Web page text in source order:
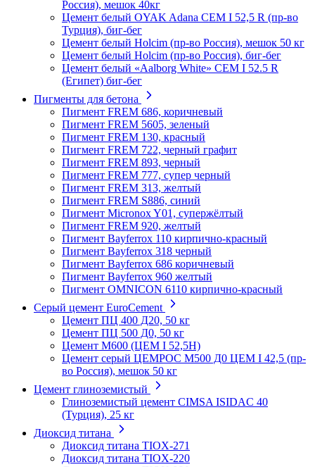
Россия), мешок 40кг
Цемент белый OYAK Adana CEM I 52,5 R (пр-во
Турция), биг-бег
Цемент белый Holcim (пр-во Россия), мешок 50 кг
Цемент белый Holcim (пр-во Россия), биг-бег
Цемент белый «Aalborg White» CEM I 52.5 R
(Египет) биг-бег
Пигменты для бетона
Пигмент FREM 686, коричневый
Пигмент FREM 5605, зеленый
Пигмент FREM 130, красный
Пигмент FREM 722, черный графит
Пигмент FREM 893, черный
Пигмент FREM 777, супер черный
Пигмент FREM 313, желтый
Пигмент FREM S886, синий
Пигмент Micronox Y01, супержёлтый
Пигмент FREM 920, желтый
Пигмент Bayferrox 110 кирпично-красный
Пигмент Bayferrox 318 черный
Пигмент Bayferrox 686 коричневый
Пигмент Bayferrox 960 желтый
Пигмент OMNICON 6110 кирпично-красный
Серый цемент EuroCement
Цемент ПЦ 400 Д20, 50 кг
Цемент ПЦ 500 Д0, 50 кг
Цемент М600 (ЦЕМ I 52,5Н)
Цемент серый ЦЕМРОС М500 Д0 ЦЕМ I 42,5 (пр-
во Россия), мешок 50 кг
Цемент глиноземистый
Глиноземистый цемент CIMSA ISIDAC 40
(Турция), 25 кг
Диоксид титана
Диоксид титана TIOX-271
Диоксид титана TIOX-220